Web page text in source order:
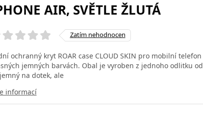
AIR, SVĚTLE ŽLUTÁ
Zatím nehodnocen
ochranný kryt ROAR case CLOUD SKIN pro mobilní
jemných barvách. Obal je vyroben z jednoho odlitku
na dotek, ale
informací